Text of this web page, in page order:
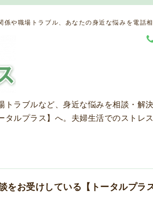
トラブルなど、身近な悩みを相談・解
ルプラス】へ。夫婦生活でのストレ
係や職場トラブル、あなたの身近な悩みを電話
をお受けしている【トータルプラ